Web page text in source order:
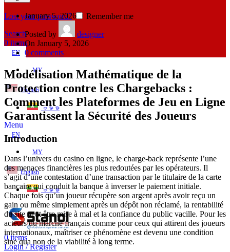
Lost your password?
Remember me
Search
0 items
EN
MY
English
ဗမာစာ
Menu
EN
MY
English
ဗမာစာ
0items
Login / Register
January 5, 2026
Posted by
designer
On January 5, 2026
0 comments
Modélisation Mathématique de la
Protection contre les Chargebacks :
Comment les Plateformes de Jeu en Ligne
Garantissent la Sécurité des Joueurs
Introduction
Dans l’univers du casino en ligne, le charge‑back représente l’une
des menaces financières les plus redoutées par les opérateurs. Il
s’agit d’une contestation d’une transaction par le titulaire de la carte
bancaire qui conduit la banque à inverser le paiement initiale.
Chaque fois qu’un joueur récupère son argent après avoir reçu un
gain ou même simplement après un dépôt non réclamé, la rentabilité
du site peut être mise à mal et la confiance du public vacille. Pour les
acteurs du marché français comme pour ceux qui attirent des joueurs
internationaux, maîtriser ce phénomène est devenu une condition
sine qua non de la viabilité à long terme.